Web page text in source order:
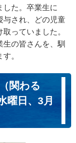
した。卒業生に
与され、どの児童
っていました。
の皆さんを、馴
。
関わる
曜日、3月